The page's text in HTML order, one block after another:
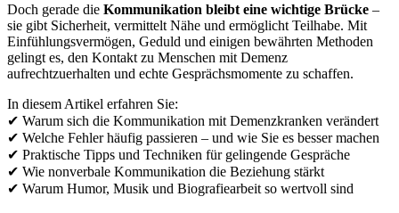
Doch gerade die Kommunikation bleibt eine wichtige Brücke –
sie gibt Sicherheit, vermittelt Nähe und ermöglicht Teilhabe. Mit
Einfühlungsvermögen, Geduld und einigen bewährten Methoden
gelingt es, den Kontakt zu Menschen mit Demenz
aufrechtzuerhalten und echte Gesprächsmomente zu schaffen.
In diesem Artikel erfahren Sie:
✔ Warum sich die Kommunikation mit Demenzkranken verändert
✔ Welche Fehler häufig passieren – und wie Sie es besser machen
✔ Praktische Tipps und Techniken für gelingende Gespräche
✔ Wie nonverbale Kommunikation die Beziehung stärkt
✔ Warum Humor, Musik und Biografiearbeit so wertvoll sind